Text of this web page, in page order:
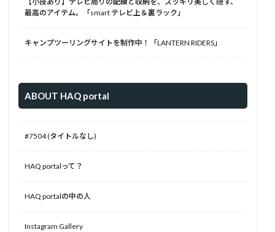
最高のアイテム。「smart テレビ上＆裏ラック」
キャンプツーリングサイトを制作中！「LANTERN RIDERS」
ABOUT HAQ portal
#7504 (タイトルなし)
HAQ portalって？
HAQ portalの中の人
Instagram Gallery